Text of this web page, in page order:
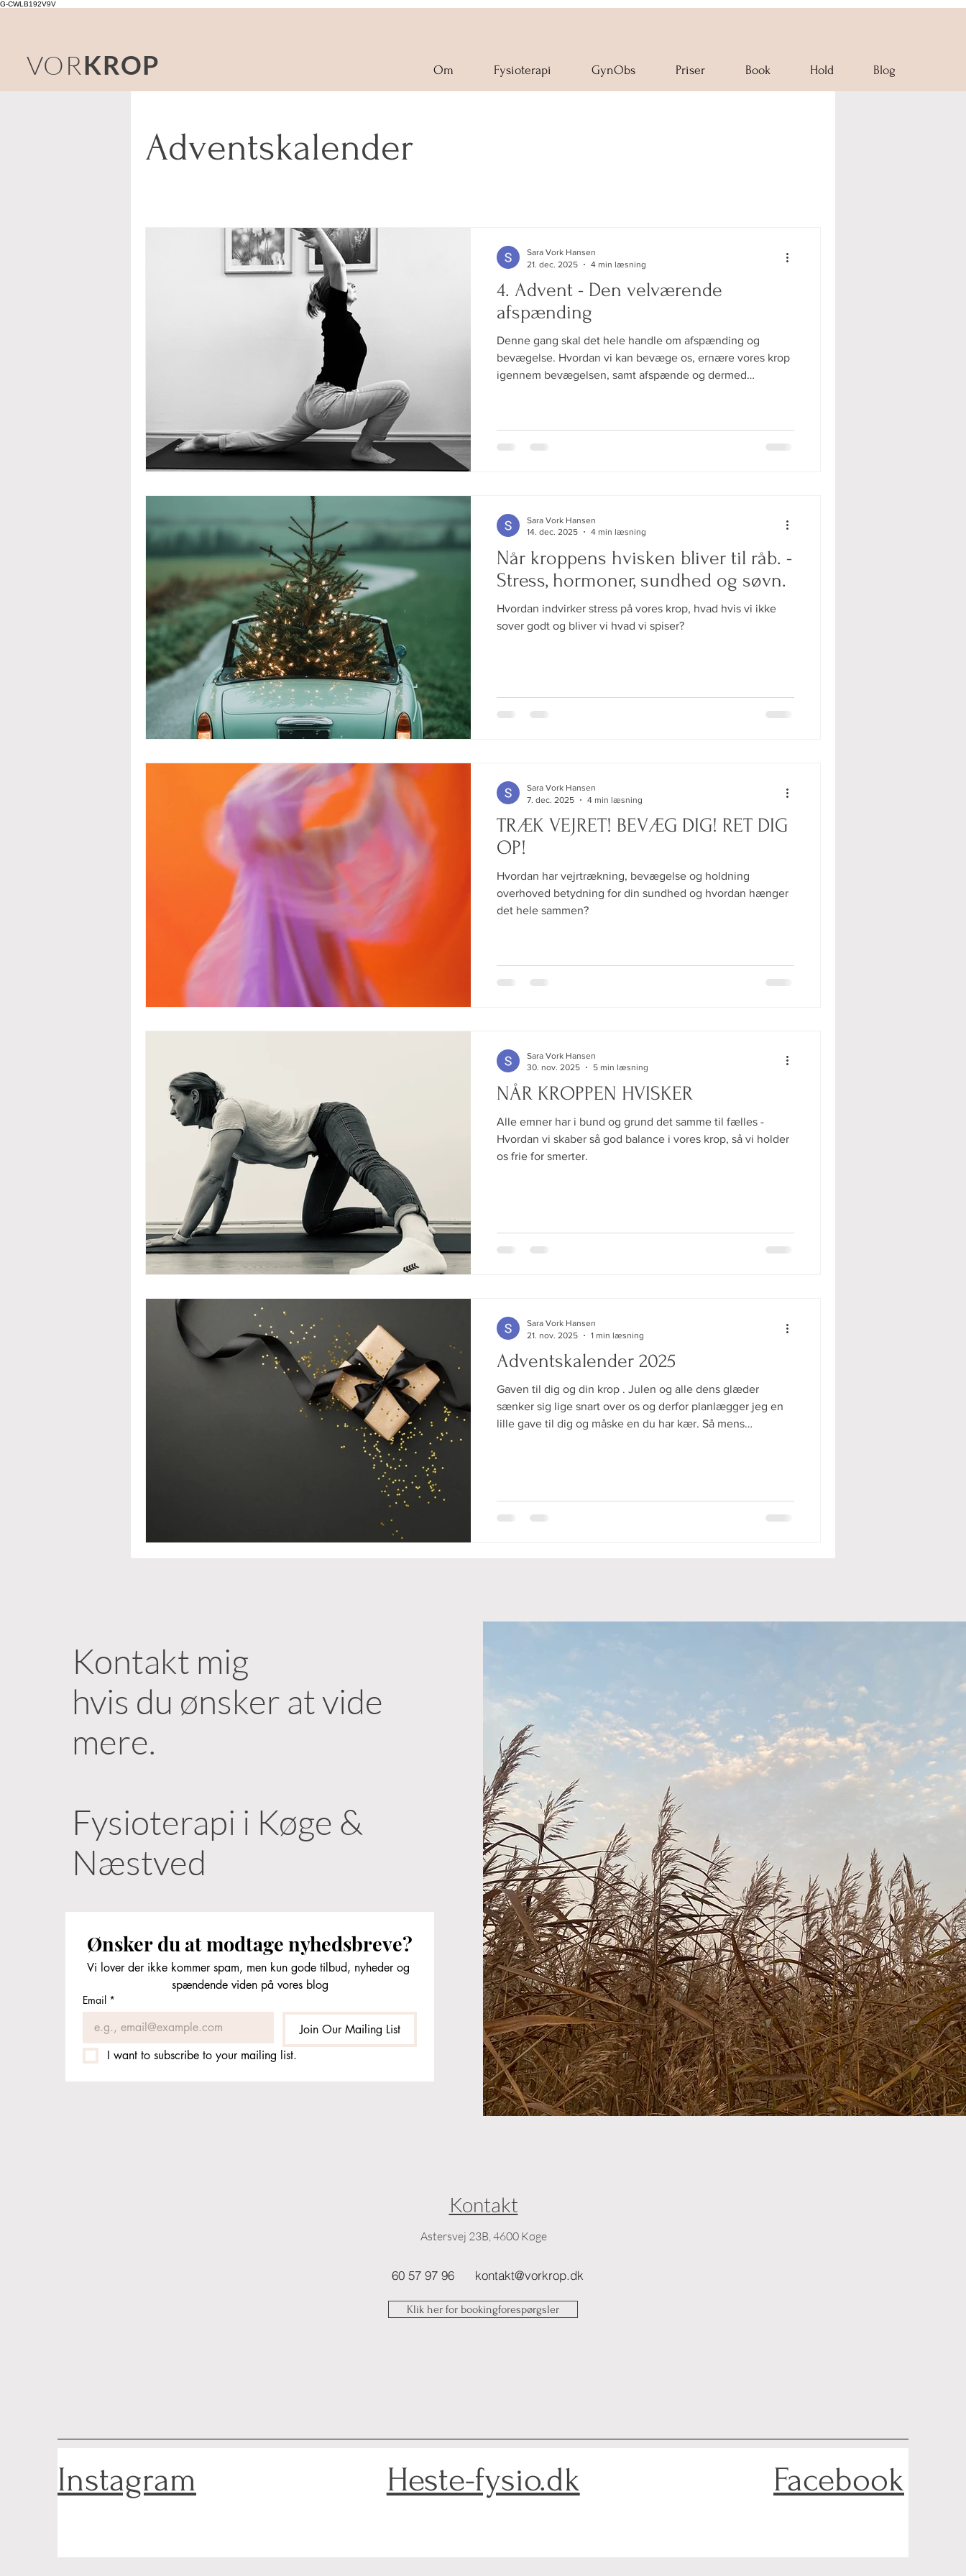
G-CWLB192V9V
VORKROP Om Fysioterapi GynObs Priser Book Hold Blog
Adventskalender
4. Advent - Den velværende
afspænding
Denne gang skal det hele handle om afspænding og
bevægelse. Hvordan vi kan bevæge os, ernære vores krop
igennem bevægelsen, samt afspænde og dermed
Sara Vork Hansen
21. dec. 2025
4 min læsning
Når kroppens hvisken bliver til råb. -
Stress, hormoner, sundhed og søvn.
Hvordan indvirker stress på vores krop, hvad hvis vi ikke
sover godt og bliver vi hvad vi spiser?
Sara Vork Hansen
14. dec. 2025
4 min læsning
TRÆK VEJRET! BEVÆG DIG! RET DIG
OP!
Hvordan har vejrtrækning, bevægelse og holdning
overhoved betydning for din sundhed og hvordan hænger
det hele sammen?
Sara Vork Hansen
7. dec. 2025
4 min læsning
NÅR KROPPEN HVISKER
Alle emner har i bund og grund det samme til fælles -
Hvordan vi skaber så god balance i vores krop, så vi holder
os frie for smerter.
Sara Vork Hansen
30. nov. 2025
5 min læsning
Adventskalender 2025
Gaven til dig og din krop . Julen og alle dens glæder
sænker sig lige snart over os og derfor planlægger jeg en
lille gave til dig og måske en du har kær. Så mens
Sara Vork Hansen
21. nov. 2025
1 min læsning
Kontakt mig
hvis du ønsker at vide
mere.
Fysioterapi i Køge &
Næstved
Ønsker du at modtage nyhedsbreve?
Vi lover der ikke kommer spam, men kun gode tilbud, nyheder og
spændende viden på vores blog
Email *
Join Our Mailing List
I want to subscribe to your mailing list.
Kontakt
Astersvej 23B, 4600 Køge
60 57 97 96 kontakt@vorkrop.dk
Klik her for bookingforespørgsler
Instagram Heste-fysio.dk Facebook